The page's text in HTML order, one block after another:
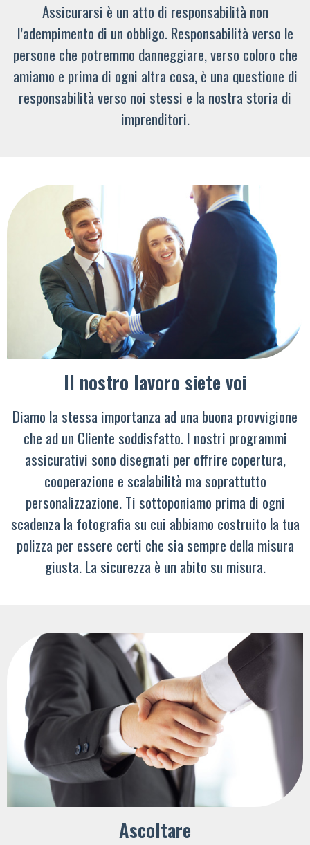
Assicurarsi è un atto di responsabilità non
l’adempimento di un obbligo. Responsabilità verso le
persone che potremmo danneggiare, verso coloro che
amiamo e prima di ogni altra cosa, è una questione di
responsabilità verso noi stessi e la nostra storia di
imprenditori.
Il nostro lavoro siete voi
Diamo la stessa importanza ad una buona provvigione
che ad un Cliente soddisfatto. I nostri programmi
assicurativi sono disegnati per offrire copertura,
cooperazione e scalabilità ma soprattutto
personalizzazione. Ti sottoponiamo prima di ogni
scadenza la fotografia su cui abbiamo costruito la tua
polizza per essere certi che sia sempre della misura
giusta. La sicurezza è un abito su misura.
Ascoltare